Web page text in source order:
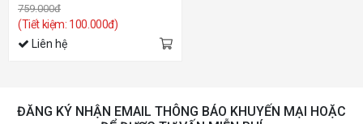
759.000đ
(Tiết kiệm: 100.000đ)
Liên hệ
ĐĂNG KÝ NHẬN EMAIL THÔNG BÁO KHUYẾN MẠI HOẶC